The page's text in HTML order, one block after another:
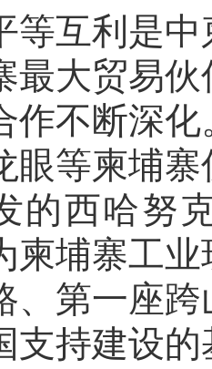
互利是中
最大贸易
作不断深
眼等柬埔
的西哈努
柬埔寨工
、第一座
支持建设